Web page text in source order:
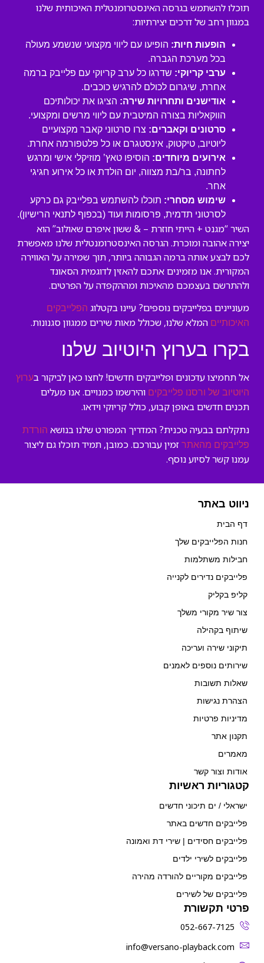
תוכלו להשתמש בגרסה האינסטרומנטלית האיכותית שלנו
במגוון רחב של דרכים יצירתיות:
הופעות חיות: הופיעו עם ליווי מקצועי שנשמע מעולה
בכל מערכת הגברה.
ערבי קריוקי: שדרגו כל ערב קריוקי עם פלייבק ברמה
אחרת, שיגרום לכולם להרגיש כוכבים.
אודישנים ותחרויות שירה: הציגו את יכולותיכם
הווקאליות בצורה המיטבית עם ליווי מרשים ומקצועי.
סרטונים וקאברים: צרו סרטוני קאבר מקצועיים
ליוטיוב, טיקטוק, אינסטגרם או כל פלטפורמה אחרת.
אירועים מיוחדים: הוסיפו טאץ’ מוזיקלי אישי ומרגש
לחתונה, בר/בת מצווה, יום הולדת או כל אירוע חגיגי
אחר.
שימוש מסחרי: תוכלו להשתמש בפלייבק גם כרקע
לסרטוני תדמית, פרסומות ועוד (בכפוף לתנאי הרישיון).
השיר “מגנט + הייתי חוזרת – & ששון איפרם שאולוב” הוא
יצירה אהובה ומוכרת. הגרסה האינסטרומנטלית שלנו מאפשרת
לכם לבצע אותה ברמה הגבוהה ביותר, תוך שמירה על האווירה
המקורית. אנו מזמינים אתכם להאזין לדוגמית הסאונד
ולהתרשם בעצמכם מהאיכות ומההקפדה על הפרטים.
מעוניינים בפלייבקים נוספים? עיינו בקטלוג הפלייבקים
האיכותיים המלא שלנו, שכולל מאות שירים ממגוון סגנונות.
בקרו בערוץ היוטיוב שלנו
אל תחמיצו עדכונים ופלייבקים חדשים! לחצו כאן לביקור בערוץ
היוטיוב של ורסנו פלייבקים והירשמו כמנויים. אנו מעלים
תכנים חדשים באופן קבוע, כולל קריוקי וידאו.
נתקלתם בבעיה טכנית? המדריך המפורט שלנו בנושא הורדת
פלייבקים מהאתר זמין עבורכם. כמובן, תמיד תוכלו גם ליצור
עמנו קשר לסיוע נוסף.
ניווט באתר
דף הבית
חנות הפלייבקים שלך
חבילות משתלמות
פלייבקים נדירים לקנייה
קליפ בקליק
צור שיר מקורי משלך
שיתוף בקהילה
תיקוני שירה ועריכה
שירותים נוספים לאמנים
שאלות תשובות
הצהרת נגישות
מדיניות פרטיות
תקנון אתר
מאמרים
אודות וצור קשר
קטגוריות ראשיות
ישראלי / ים תיכוני חדשים
פלייבקים חדשים באתר
פלייבקים חסידים | שירי דת ואמונה
פלייבקים לשירי ילדים
פלייבקים מקוריים להורדה מהירה
פלייבקים של לשירים
פרטי תקשורת
052-667-7125
‫info@versano-playback.com‬